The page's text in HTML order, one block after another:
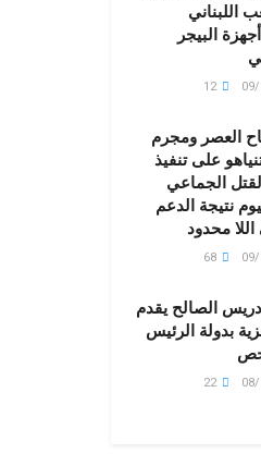
اللبناني
البيجر
العصر ومجرم
على تنفيذ
الجماعي
نتيجة الدعم
اللا محدود
الصالح يقدم
بدولة الرئيس